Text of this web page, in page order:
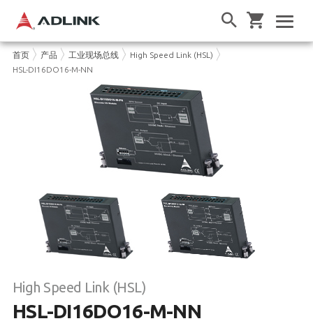
首页 产品 工业现场总线
High Speed Link (HSL)
HSL-DI16DO16-M-NN
High Speed Link (HSL)
HSL-DI16DO16-M-NN